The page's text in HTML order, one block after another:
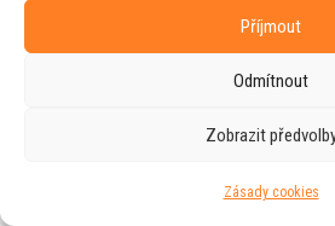
Příjmout
Odmítnout
Zobrazit
Zásady cookies